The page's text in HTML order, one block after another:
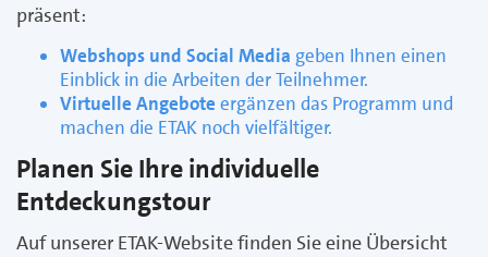
präsent:
Webshops und Social Media geben Ihnen einen
Einblick in die Arbeiten der Teilnehmer.
Virtuelle Angebote ergänzen das Programm und
machen die ETAK noch vielfältiger.
Planen Sie Ihre individuelle
Entdeckungstour
Auf unserer ETAK-Website finden Sie eine Übersicht